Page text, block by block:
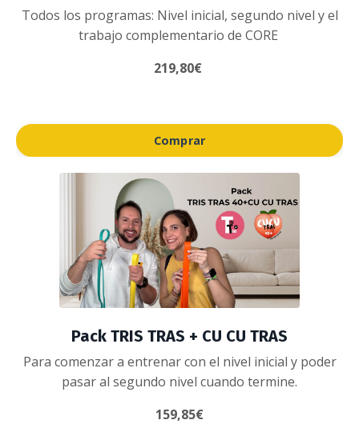
Todos los programas: Nivel inicial, segundo nivel y el
trabajo complementario de CORE
219,80€
Comprar
Pack TRIS TRAS + CU CU TRAS
Para comenzar a entrenar con el nivel inicial y poder
pasar al segundo nivel cuando termine.
159,85€